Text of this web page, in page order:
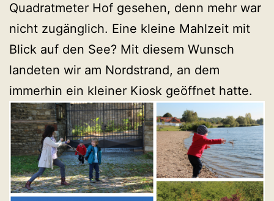
Quadratmeter Hof gesehen, denn mehr war
nicht zugänglich. Eine kleine Mahlzeit mit
Blick auf den See? Mit diesem Wunsch
landeten wir am Nordstrand, an dem
immerhin ein kleiner Kiosk geöffnet hatte.